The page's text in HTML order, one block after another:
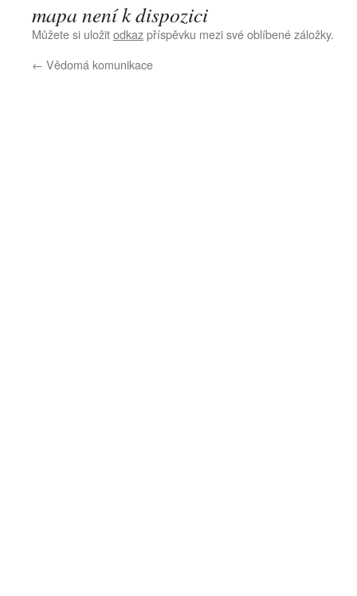
mapa není k dispozici
Můžete si uložitodkazpříspěvku mezi své oblíbené záložky.
← Vědomá komunikace